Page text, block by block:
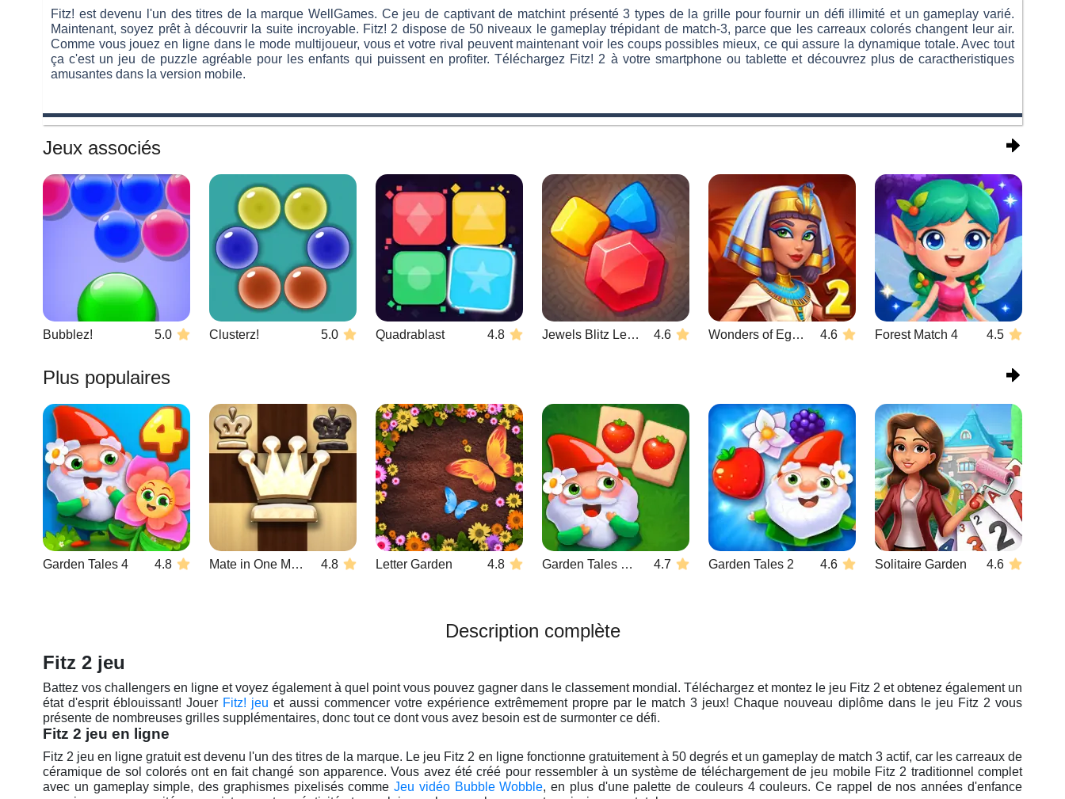
Fitz! est devenu l'un des titres de la marque WellGames. Ce jeu de captivant de matchint présenté 3 types de la grille pour fournir un défi illimité et un gameplay varié.
Maintenant, soyez prêt à découvrir la suite incroyable. Fitz! 2 dispose de 50 niveaux le gameplay trépidant de match-3, parce que les carreaux colorés changent leur air.
Comme vous jouez en ligne dans le mode multijoueur, vous et votre rival peuvent maintenant voir les coups possibles mieux, ce qui assure la dynamique totale. Avec tout
ça c'est un jeu de puzzle agréable pour les enfants qui puissent en profiter. Téléchargez Fitz! 2 à votre smartphone ou tablette et découvrez plus de caractheristiques
amusantes dans la version mobile.
Jeux associés
Bubblez! 5.0 Clusterz! 5.0 Quadrablast 4.8 Jewels Blitz Legends 4.6 Wonders of Egypt Match 2 4.6 Forest Match 4 4.5
Plus populaires
Garden Tales 4 4.8 Mate in One Move 4.8 Letter Garden 4.8 Garden Tales Mahjong 4.7 Garden Tales 2 4.6 Solitaire Garden 4.6
Description complète
Fitz 2 jeu
Battez vos challengers en ligne et voyez également à quel point vous pouvez gagner dans le classement mondial. Téléchargez et montez le jeu Fitz 2 et obtenez également un
état d'esprit éblouissant! Jouer Fitz! jeu et aussi commencer votre expérience extrêmement propre par le match 3 jeux! Chaque nouveau diplôme dans le jeu Fitz 2 vous
présente de nombreuses grilles supplémentaires, donc tout ce dont vous avez besoin est de surmonter ce défi.
Fitz 2 jeu en ligne
Fitz 2 jeu en ligne gratuit est devenu l'un des titres de la marque. Le jeu Fitz 2 en ligne fonctionne gratuitement à 50 degrés et un gameplay de match 3 actif, car les carreaux de
céramique de sol colorés ont en fait changé son apparence. Vous avez été créé pour ressembler à un système de téléchargement de jeu mobile Fitz 2 traditionnel complet
avec un gameplay simple, des graphismes pixelisés comme Jeu vidéo Bubble Wobble, en plus d'une palette de couleurs 4 couleurs. Ce rappel de nos années d'enfance